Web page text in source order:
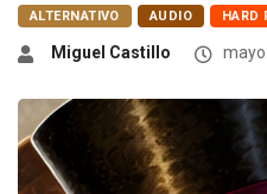
ALTERNATIVO AUDIO HARD
Miguel Castillo